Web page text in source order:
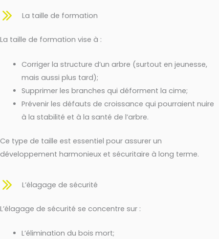
La taille de formation
La taille de formation vise à :
Corriger la structure d’un arbre (surtout en jeunesse,
mais aussi plus tard);
Supprimer les branches qui déforment la cime;
Prévenir les défauts de croissance qui pourraient nuire
à la stabilité et à la santé de l’arbre.
Ce type de taille est essentiel pour assurer un
développement harmonieux et sécuritaire à long terme.
L’élagage de sécurité
L’élagage de sécurité se concentre sur :
L’élimination du bois mort;